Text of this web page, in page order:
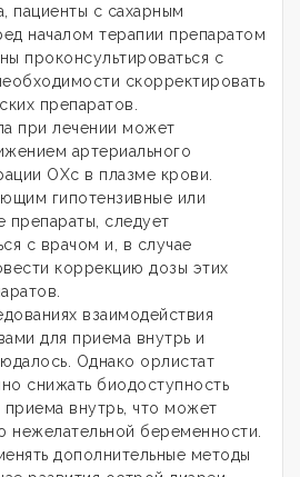
пациенты с сахарным
началом терапии препаратом
проконсультироваться с
скорректировать
препаратов.
при лечении может
артериального
ОХс в плазме крови.
гипотензивные или
препараты, следует
с врачом и, в случае
коррекцию дозы этих
взаимодействия
для приема внутрь и
Однако орлистат
снижать биодоступность
приема внутрь, что может
нежелательной беременности.
дополнительные методы